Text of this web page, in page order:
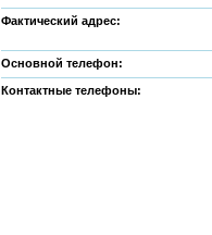
Фактический адрес:
Основной телефон:
Контактные телефоны: